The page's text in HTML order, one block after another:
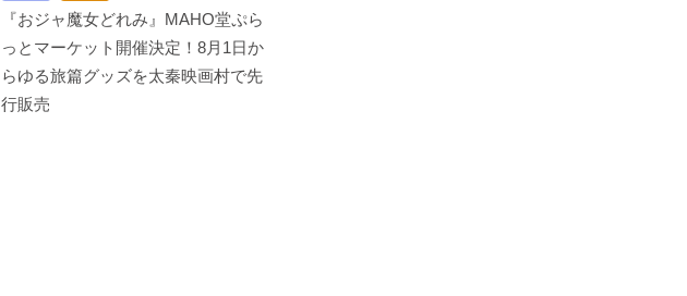
『おジャ魔女どれみ』MAHO堂ぷら
っとマーケット開催決定！8月1日か
らゆる旅篇グッズを太秦映画村で先
行販売